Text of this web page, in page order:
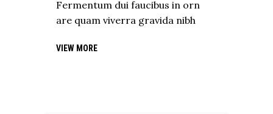
Fermentum dui faucibus in orn
are quam viverra gravida nibh
VIEW MORE